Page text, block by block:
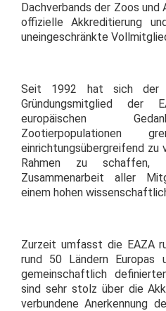
Dachverbands der Zoos und
offizielle Akkreditierung
uneingeschränkte
Seit 1992 hat sich der
Gründungsmitglied der
europäischen
Zootierpopulationen
einrichtungsübergreifend zu
Rahmen zu schaffen,
Zusammenarbeit aller
einem hohen
Zurzeit umfasst die EAZA
rund 50 Ländern Europas
gemeinschaftlich
sind sehr stolz über die
verbundene Anerkennung